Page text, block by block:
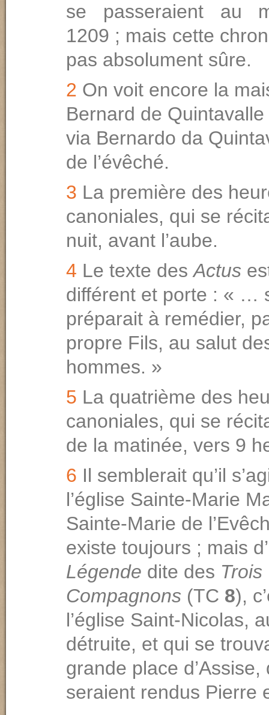
se passeraient au
1209 ; mais cette
pas absolument sûre.
2 On voit encore la
Bernard de
via Bernardo da
de l’évêché.
3 La première des
canoniales, qui se
nuit, avant l’aube.
4 Le texte desActus
différent et porte : « …
préparait à remédier,
propre Fils, au salut
hommes. »
5 La quatrième des
canoniales, qui se
de la mati­née, vers 9
6 Il semblerait qu’il
l’église Sainte-Marie
Sainte­-Marie de
existe toujours ; mais
Légende dite des Trois
Compagnons (TC 8),
l’église Saint-Nicolas,
détruite, et qui se
grande place d’Assise,
seraient rendus Pierre